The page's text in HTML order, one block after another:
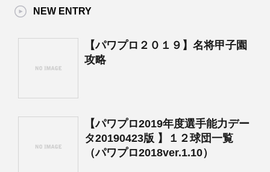
NEW ENTRY
【パワプロ２０１９】名将甲子園
攻略
【パワプロ2019年度選手能力デー
タ20190423版 】１２球団一覧
（パワプロ2018ver.1.10）